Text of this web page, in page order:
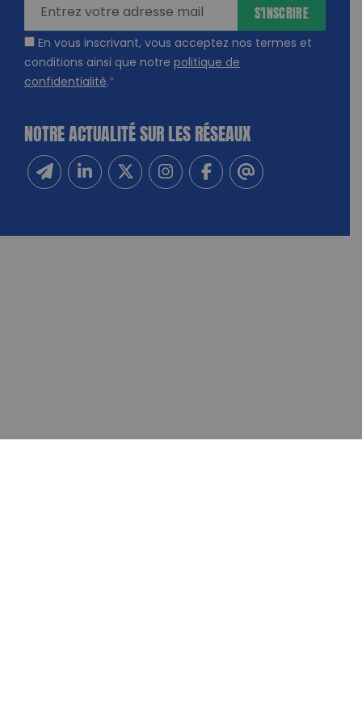
En vous inscrivant, vous acceptez nos termes et
conditions ainsi que notre politique de
confidentialité.*
S'INSCRIRE
NOTRE ACTUALITÉ SUR LES RÉSEAUX